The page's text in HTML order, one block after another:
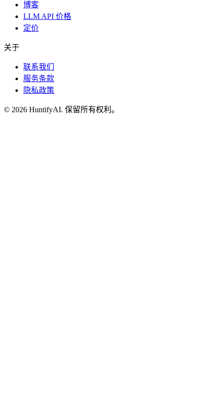
博客
LLM API 价格
定价
关于
联系我们
服务条款
隐私政策
© 2026 HuntifyAI. 保留所有权利。